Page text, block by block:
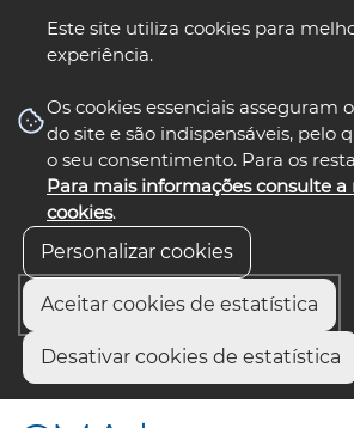
Este site utiliza cookies para
experiência.
Os cookies essenciais asseguram
do site e são indispensáveis, pelo
o seu consentimento. Para os
Para mais informações consulte a
cookies.
Personalizar cookies
Aceitar cookies de estatística
Desativar cookies de estatística
nos
Início
CMA lança o processo de candidaturas